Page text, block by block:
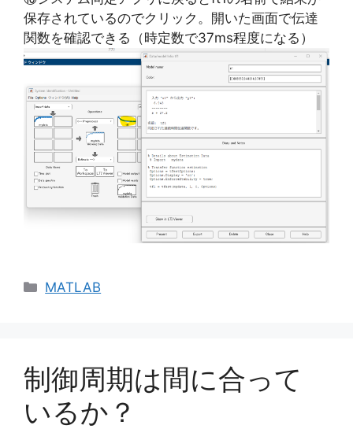
保存されているのでクリック。開いた画面で伝達
関数を確認できる（時定数で37ms程度になる）
カ
MATLAB
制御周期は間に合って
いるか？